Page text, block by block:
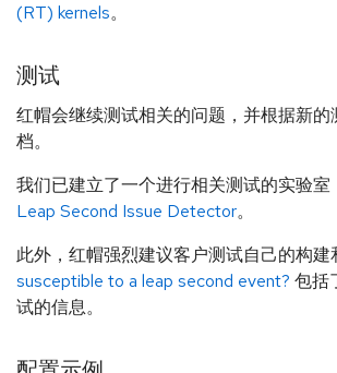
(RT) kernels。
测试
红帽会继续测试相关的问题，并根据新的
档。
我们已建立了一个进行相关测试的实验室
Leap Second Issue Detector。
此外，红帽强烈建议客户测试自己的构建
susceptible to a leap second event? 包括
试的信息。